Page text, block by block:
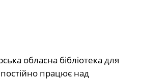
обласна бібліотека для
працює над